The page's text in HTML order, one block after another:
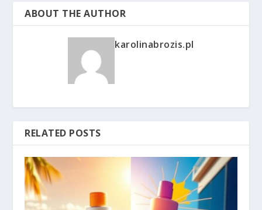
ABOUT THE AUTHOR
karolinabrozis.pl
RELATED POSTS